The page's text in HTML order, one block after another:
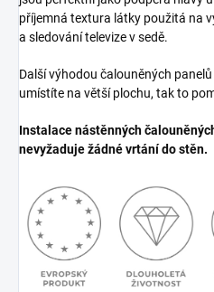
příjemná textura látky použitá na
a sledování televize v sedě.
Další výhodou čalouněných
umístíte na větší plochu, tak to
Instalace nástěnných
nevyžaduje žádné vrtání do stěn.